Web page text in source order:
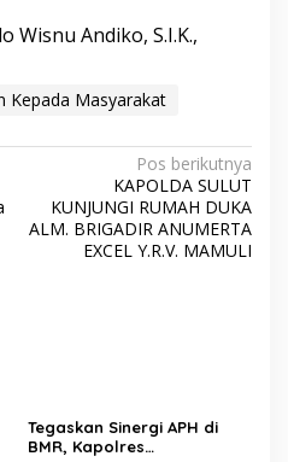
Kepada Masyarakat
Pos berikutnya
KAPOLDA SULUT
KUNJUNGI RUMAH DUKA
ALM. BRIGADIR ANUMERTA
EXCEL Y.R.V. MAMULI
Tegaskan Sinergi APH di
BMR, Kapolres